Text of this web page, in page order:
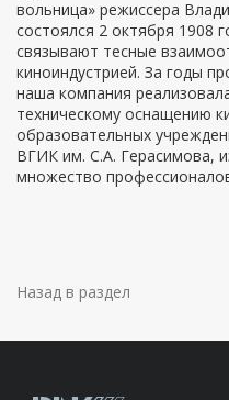
вольница» режиссера
состоялся 2 октября 1908
связывают тесные
киноиндустрией. За годы
наша компания
техническому оснащению
образовательных
ВГИК им. С.А. Герасимова,
множество
Назад в раздел